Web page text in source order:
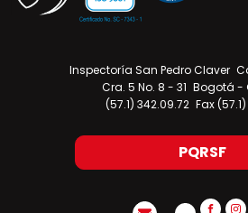
Inspectoría San Pedro Claver
Cra. 5 No. 8 - 31 Bogotá
(57.1) 342.09.72 Fax
PQRSF